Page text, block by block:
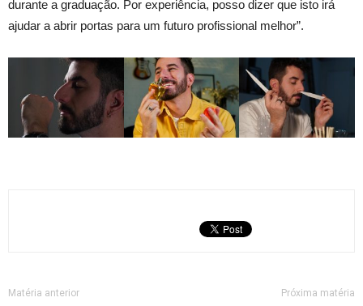
durante a graduação. Por experiência, posso dizer que isto irá
ajudar a abrir portas para um futuro profissional melhor”.
Matéria anterior Próxima matéria